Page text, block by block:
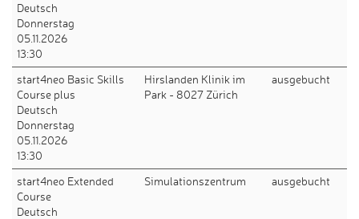
Deutsch
Donnerstag
05.11.2026
13:30
start4neo Basic Skills
Course plus
Deutsch
Donnerstag
05.11.2026
13:30
Hirslanden Klinik im
Park - 8027 Zürich
ausgebucht
start4neo Extended
Course
Deutsch
Simulationszentrum ausgebucht